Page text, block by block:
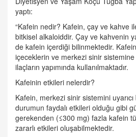
yaptı:
“Kafein nedir? Kafein, çay ve kahve
bitkisel alkaloiddir. Çay ve kahvenin
de kafein içerdiği bilinmektedir.
içeceklerin ve merkezi sinir sistemine
ilaçların yapımında kullanılmaktadır.
Kafeinin etkileri nelerdir?
Kafein, merkezi sinir sistemini
durumun faydalı etkileri olduğu gibi
gerekenden (≤300 mg) fazla kafein
zararlı etkileri oluşabilmektedir.